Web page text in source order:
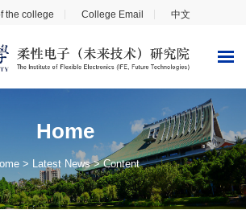
the college College Email 中文
Home
> Latest News> Content